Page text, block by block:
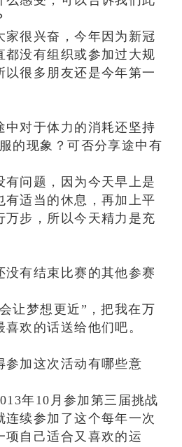
很兴奋，今年因为新冠
都没有组织或参加过大规
以很多朋友还是今年第一
对于体力的消耗还坚持
的现象？可否分享途中有
问题，因为今天早上是
有适当的休息，再加上平
万步，所以今天精力是充
有结束比赛的其他参赛
梦想更近”，把我在万
欢的话送给他们吧。
加这次活动有哪些意
年10月参加第三届挑战
连续参加了这个每年一次
项自己适合又喜欢的运